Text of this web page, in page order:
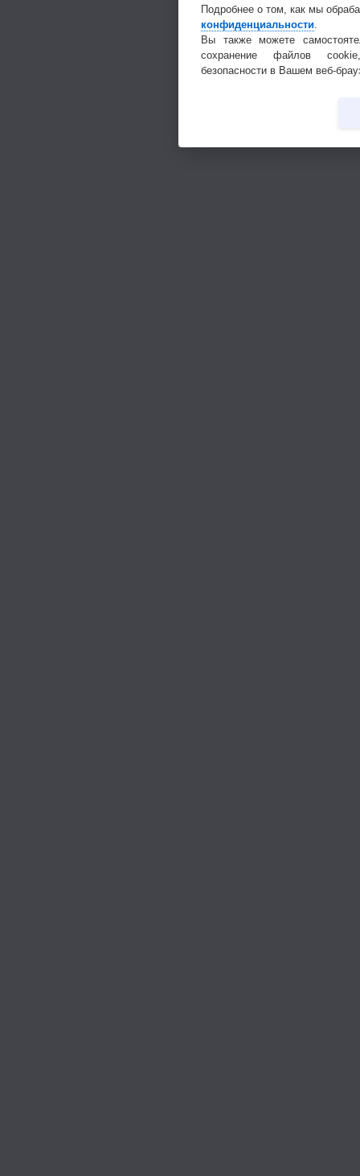
Подробнее о том, как мы
конфиденциальности.
Вы также можете
сохранение файлов
безопасности в Вашем веб-